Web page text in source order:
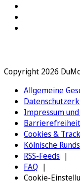
Copyright 2026
Allgemeine
Impressum
Barrierefreiheit
Cookies &
Kölnische
RSS-Feeds
FAQ
Cookie-